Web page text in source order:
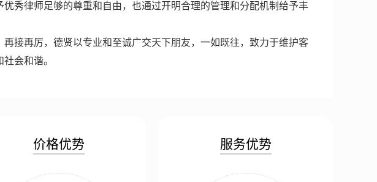
秀律师足够的尊重和自由，也通过开明合理的管理和分配机制给予丰
接再厉，德贤以专业和至诚广交天下朋友，一如既往，致力于维护客
会和谐。
价格优势 服务优势